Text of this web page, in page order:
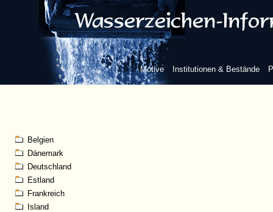
Motive Institutionen & Bestände
Belgien
Dänemark
Deutschland
Estland
Frankreich
Island